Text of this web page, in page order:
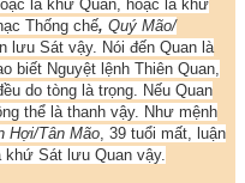
là khứ Quan, hoặc là khứ
Thống chế, Quý Mão/
lưu Sát vậy. Nói đến Quan là
biết Nguyệt lệnh Thiên Quan,
do tòng là trọng. Nếu Quan
thể là thanh vậy. Như mệnh
Hợi/Tân Mão , 39 tuổi mất, luận
Sát lưu Quan vậy.